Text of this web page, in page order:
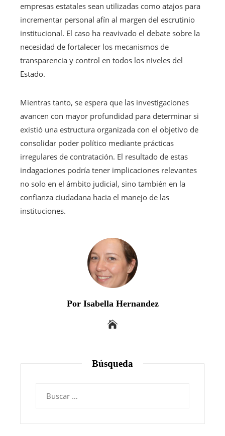
empresas estatales sean utilizadas como atajos para
incrementar personal afín al margen del escrutinio
institucional. El caso ha reavivado el debate sobre la
necesidad de fortalecer los mecanismos de
transparencia y control en todos los niveles del
Estado.
Mientras tanto, se espera que las investigaciones
avancen con mayor profundidad para determinar si
existió una estructura organizada con el objetivo de
consolidar poder político mediante prácticas
irregulares de contratación. El resultado de estas
indagaciones podría tener implicaciones relevantes
no solo en el ámbito judicial, sino también en la
confianza ciudadana hacia el manejo de las
instituciones.
Por Isabella Hernandez
Búsqueda